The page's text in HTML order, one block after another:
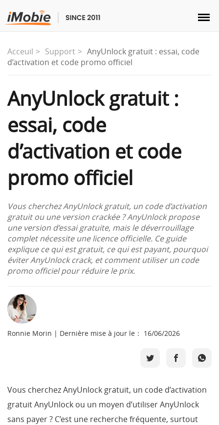
Déverrouillage & Récupération
Transfert
Multimédia
Utilitaires
Solutions
Boutique
Télécharger
Langue
Acceuil Support
AnyUnlock gratuit : essai, code
d’activation et code promo officiel
AnyUnlock gratuit :
essai, code
d’activation et code
promo officiel
Vous cherchez AnyUnlock gratuit, un code d’activation
gratuit ou une version crackée ? AnyUnlock propose
une version d’essai gratuite, mais le déverrouillage
complet nécessite une licence officielle. Ce guide
explique ce qui est gratuit, ce qui est payant, pourquoi
éviter AnyUnlock crack, et comment utiliser un code
promo officiel pour réduire le prix.
Ronnie Morin | Dernière mise à jour le： 16/06/2026
Vous cherchez AnyUnlock gratuit, un code d’activation
gratuit AnyUnlock ou un moyen d’utiliser AnyUnlock
sans payer ? C’est une recherche fréquente, surtout